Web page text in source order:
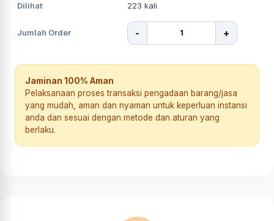
Dilihat 223 kali
Jumlah Order - +
Jaminan 100% Aman
Pelaksanaan proses transaksi pengadaan barang/jasa
yang mudah, aman dan nyaman untuk keperluan instansi
anda dan sesuai dengan metode dan aturan yang
berlaku.